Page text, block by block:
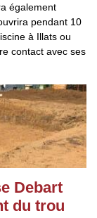
également
pendant 10
à Illats ou
contact avec ses
Debart
du trou